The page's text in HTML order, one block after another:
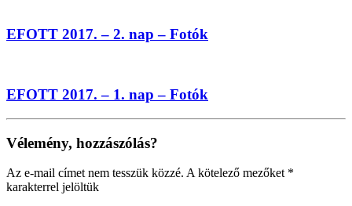
EFOTT 2017. – 2. nap – Fotók
EFOTT 2017. – 1. nap – Fotók
Vélemény, hozzászólás?
Az e-mail címet nem tesszük közzé. A kötelező mezőket *
karakterrel jelöltük